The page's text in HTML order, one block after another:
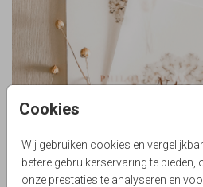
Cookies
Wij gebruiken cookies en
betere gebruikerservaring te bieden,
onze prestaties te analyseren en